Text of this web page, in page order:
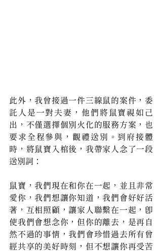
此外，我曾接過一件三線鼠的案件，委
託人是一對夫妻，他們將鼠寶視如己
出，不僅選擇個別火化的服務方案，也
要求全程參與，觀禮送別。到府接體
時，將鼠寶入棺後，我帶家人念了一段
送別詞：
鼠寶，我們現在和你在一起，並且非常
愛你，我們想讓你知道，我們會好好活
著，互相照顧，讓家人聯繫在一起，即
使我們會想念你，但你的離去，是再自
然不過的事情，我們會珍惜過去所有曾
經共享的美好時刻，但不想讓你再受苦